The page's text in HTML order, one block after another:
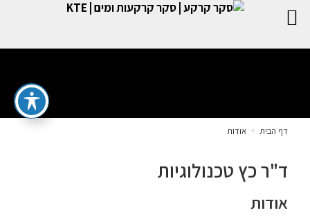
דף הבית > אודות
ד"ר כץ טכנולוגיות
אודות